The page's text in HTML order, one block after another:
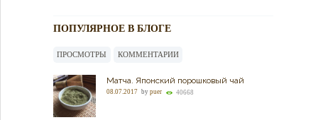
ПОПУЛЯРНОЕ В БЛОГЕ
ПРОСМОТРЫ КОММЕНТАРИИ
Матча. Японский порошковый чай
08.07.2017 by puer 40668